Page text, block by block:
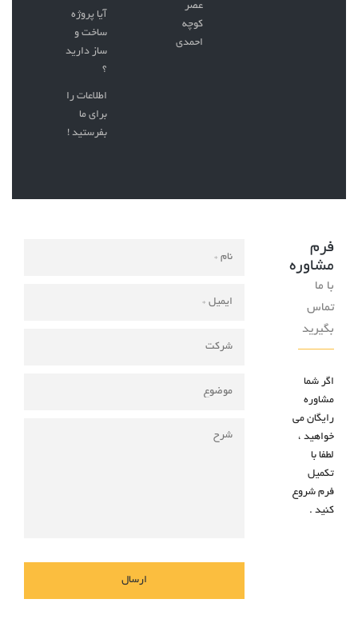
عصر
کوچه
احمدی
آیا پروژه
ساخت و
ساز دارید
؟
اطلاعات را
برای ما
بفرستید !
فرم
مشاوره
با ما
تماس
بگیرید
اگر شما
مشاوره
رایگان می
خواهید ،
لطفا با
تکمیل
فرم شروع
کنید .